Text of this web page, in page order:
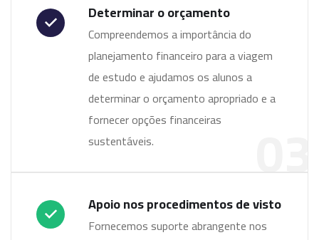
03
Determinar o orçamento
Compreendemos a importância do
planejamento financeiro para a viagem
de estudo e ajudamos os alunos a
determinar o orçamento apropriado e a
fornecer opções financeiras
sustentáveis.
Apoio nos procedimentos de visto
Fornecemos suporte abrangente nos